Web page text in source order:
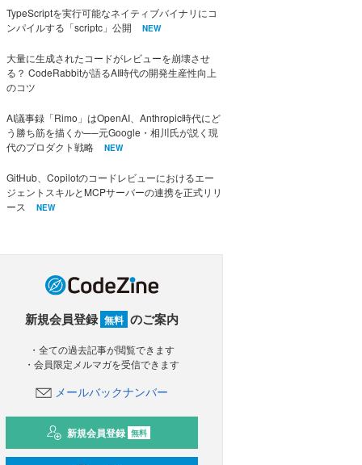
TypeScriptを実行可能なネイティブバイナリにコ
ンパイルする「scriptc」公開
NEW
大量に生成されたコードがレビューを崩壊させ
る？ CodeRabbitが語るAI時代の開発生産性向上
のコツ
AI議事録「Rimo」はOpenAI、Anthropic時代にど
う勝ち筋を描くか──元Google・相川氏が説く現
代のプロダクト戦略
NEW
GitHub、Copilotのコードレビューにおけるエー
ジェントスキルとMCPサーバーの連携を正式リリ
ース
NEW
新規会員登録 無料 のご案内
・全ての過去記事が閲覧できます
・会員限定メルマガを受信できます
メールバックナンバー
新規会員登録 無料